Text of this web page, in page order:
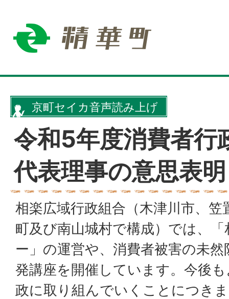
京町セイカ音声読み上げ
令和5年度消費者行
代表理事の意思表明
相楽広域行政組合（木津川市、笠
町及び南山城村で構成）では、
ー」の運営や、消費者被害の未
発講座を開催しています。今後
政に取り組んでいくことにつき